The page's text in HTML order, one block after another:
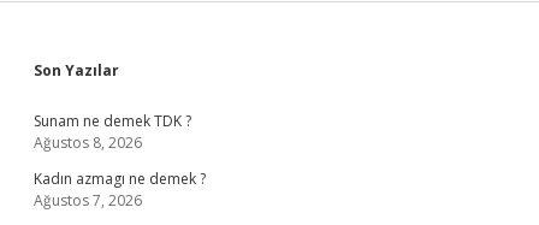
Sidebar
Son Yazılar
Sunam ne demek TDK ?
Ağustos 8, 2026
Kadın azmagı ne demek ?
Ağustos 7, 2026